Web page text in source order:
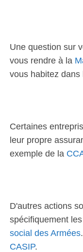
Une question sur
vous rendre à la
vous habitez dans
Certaines
leur propre
exemple de la
D'autres actions
spécifiquement
social des Armées
CASIP.